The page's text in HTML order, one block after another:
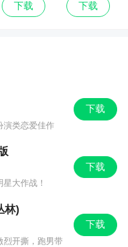
下载 下载
下载
演类恋爱佳作
下载
大作战！
下载
林)
烈开撕，跑男带